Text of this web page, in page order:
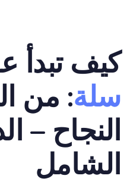
كيف تبدأ
سلة: من
النجاح –
الشامل